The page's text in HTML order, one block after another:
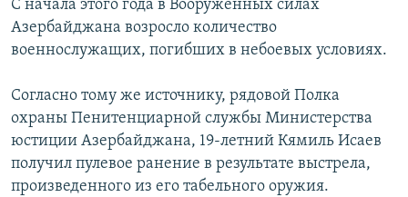
С начала этого года в Вооруженных силах
Азербайджана возросло количество
военнослужащих, погибших в небоевых условиях.
Согласно тому же источнику, рядовой Полка
охраны Пенитенциарной службы Министерства
юстиции Азербайджана, 19-летний Кямиль Исаев
получил пулевое ранение в результате выстрела,
произведенного из его табельного оружия.